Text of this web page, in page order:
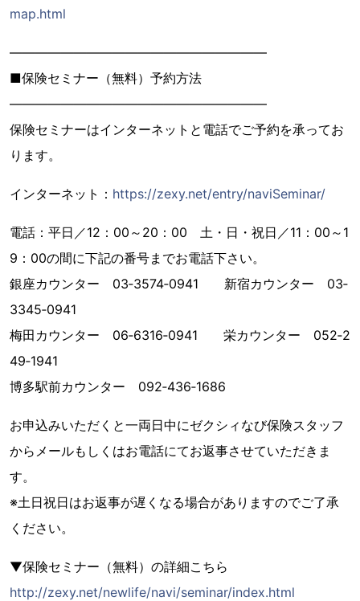
map.html
――――――――――――――――――――
■保険セミナー（無料）予約方法
――――――――――――――――――――
保険セミナーはインターネットと電話でご予約を承ってお
ります。
インターネット： https://zexy.net/entry/naviSeminar/
電話：平日／12：00～20：00 土・日・祝日／11：00～1
9：00の間に下記の番号までお電話下さい。
銀座カウンター 03‐3574‐0941 新宿カウンター 03‐
3345‐0941
梅田カウンター 06‐6316‐0941 栄カウンター 052‐2
49‐1941
博多駅前カウンター 092‐436‐1686
お申込みいただくと一両日中にゼクシィなび保険スタッフ
からメールもしくはお電話にてお返事させていただきま
す。
※土日祝日はお返事が遅くなる場合がありますのでご了承
ください。
▼保険セミナー（無料）の詳細こちら
http://zexy.net/newlife/navi/seminar/index.html